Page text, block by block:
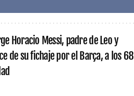
Horacio Messi, padre de Leo y
de su fichaje por el Barça, a los 68